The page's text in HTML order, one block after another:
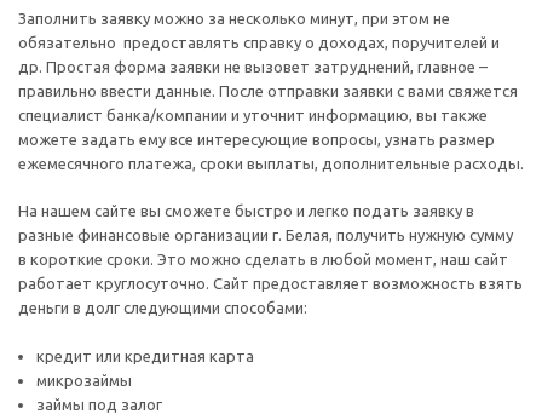
Заполнить заявку можно за несколько минут, при этом не
обязательно предоставлять справку о доходах, поручителей и
др. Простая форма заявки не вызовет затруднений, главное –
правильно ввести данные. После отправки заявки с вами свяжется
специалист банка/компании и уточнит информацию, вы также
можете задать ему все интересующие вопросы, узнать размер
ежемесячного платежа, сроки выплаты, дополнительные расходы.
На нашем сайте вы сможете быстро и легко подать заявку в
разные финансовые организации г. Белая, получить нужную сумму
в короткие сроки. Это можно сделать в любой момент, наш сайт
работает круглосуточно. Сайт предоставляет возможность взять
деньги в долг следующими способами:
кредит или кредитная карта
микрозаймы
займы под залог